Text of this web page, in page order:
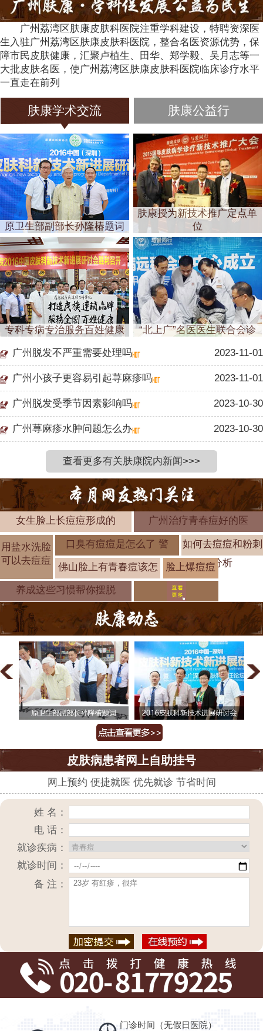
广州荔湾区肤康皮肤科医院注重学科建设，特聘资深医
生入驻广州荔湾区肤康皮肤科医院，整合名医资源优势，保
障市民皮肤健康，汇聚卢植生、田华、郑学毅、吴月志等一
大批皮肤名医，使广州荔湾区肤康皮肤科医院临床诊疗水平
一直走在前列
肤康学术交流 肤康公益行
原卫生部副部长孙隆椿题词
肤康授为新技术推广定点单
位
专科专病专治服务百姓健康 “北上广”名医医生联合会诊
广州脱发不严重需要处理吗 2023-11-01
广州小孩子更容易引起荨麻疹吗 2023-11-01
广州脱发受季节因素影响吗 2023-10-30
广州荨麻疹水肿问题怎么办 2023-10-30
查看更多有关肤康院内新闻>>>
女生脸上长痘痘形成的 广州治疗青春痘好的医
用盐水洗脸
可以去痘痘
口臭有痘痘是怎么了 警
如何去痘痘和粉刺
分析
佛山脸上有青春痘该怎
脸上爆痘痘
是什么原因
养成这些习惯帮你摆脱
皮肤病患者网上自助挂号
网上预约 便捷就医 优先就诊 节省时间
姓 名：
电 话：
就诊疾病：
就诊时间：
备 注：
门诊时间（无假日医院）